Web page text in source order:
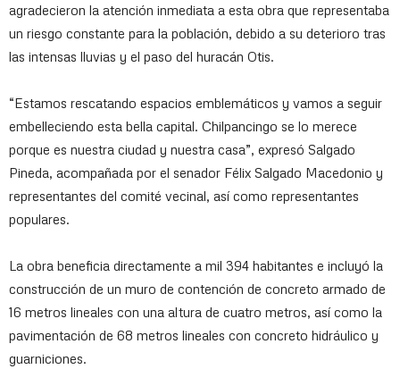
agradecieron la atención inmediata a esta obra que representaba
un riesgo constante para la población, debido a su deterioro tras
las intensas lluvias y el paso del huracán Otis.
“Estamos rescatando espacios emblemáticos y vamos a seguir
embelleciendo esta bella capital. Chilpancingo se lo merece
porque es nuestra ciudad y nuestra casa”, expresó Salgado
Pineda, acompañada por el senador Félix Salgado Macedonio y
representantes del comité vecinal, así como representantes
populares.
La obra beneficia directamente a mil 394 habitantes e incluyó la
construcción de un muro de contención de concreto armado de
16 metros lineales con una altura de cuatro metros, así como la
pavimentación de 68 metros lineales con concreto hidráulico y
guarniciones.